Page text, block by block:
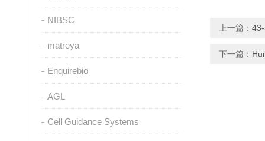
NIBSC
matreya
Enquirebio
AGL
Cell Guidance Systems
上一篇：
下一篇：